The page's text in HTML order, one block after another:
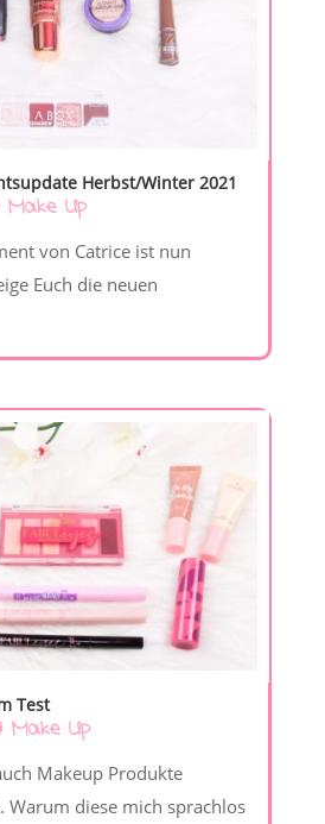
Herbst/Winter 2021
Make Up
von Catrice ist nun
Euch die neuen
Test
Make Up
Makeup Produkte
Warum diese mich sprachlos